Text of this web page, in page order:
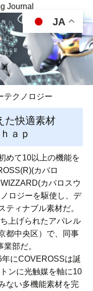
Journal
テクノロジー
た快適素材
ａｐ
めて10以上の機能を
カバロ
カバロスウ
ロジーを駆使し、デ
ティナブル素材だ。
上げられたアパレル
都中央区）で、同事
部だ。
にCOVEROSSは誕
ンに光触媒を軸に10
ない多機能素材を完
JA